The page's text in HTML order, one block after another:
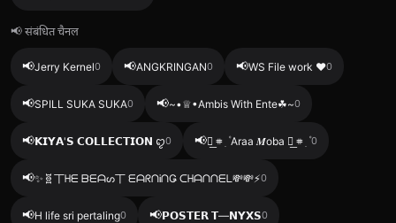
📢 संबंधित चैनल
📢Jerry Kernel0 📢ANGKRINGAN0 📢WS File work ❤️0
📢SPILL SUKA SUKA0 📢~•♕︎•Ambis With Ente☘︎~0
📢𝗞𝗜𝗬𝗔'𝗦 𝗖𝗢𝗟𝗟𝗘𝗖𝗧𝗜𝗢𝗡 ꨄ︎0 📢✿︭ 𖥻 ִ ۫ Araa 𝑴oba ✿︭ 𖥻 ִ ۫0
📢✨🧬丅ᕼᗴ ᗷᗴᗩᔕ丅 ᗴᗩᖇᑎᎥᑎǤ ᑕᕼᗩᑎᑎᗴᒪ💸💸⚡0
📢H life sri pertaling0 📢𝗣𝗢𝗦𝗧𝗘𝗥 𝗧—𝗡𝗬𝗫𝗦0